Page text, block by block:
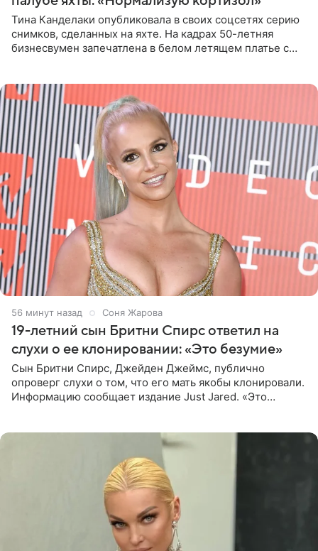
Тина Канделаки опубликовала в своих соцсетях серию
снимков, сделанных на яхте. На кадрах 50-летняя
бизнесвумен запечатлена в белом летящем платье с
56 минут назад Соня Жарова
19-летний сын Бритни Спирс ответил на
слухи о ее клонировании: «Это безумие»
Сын Бритни Спирс, Джейден Джеймс, публично
опроверг слухи о том, что его мать якобы клонировали.
Информацию сообщает издание Just Jared. «Это